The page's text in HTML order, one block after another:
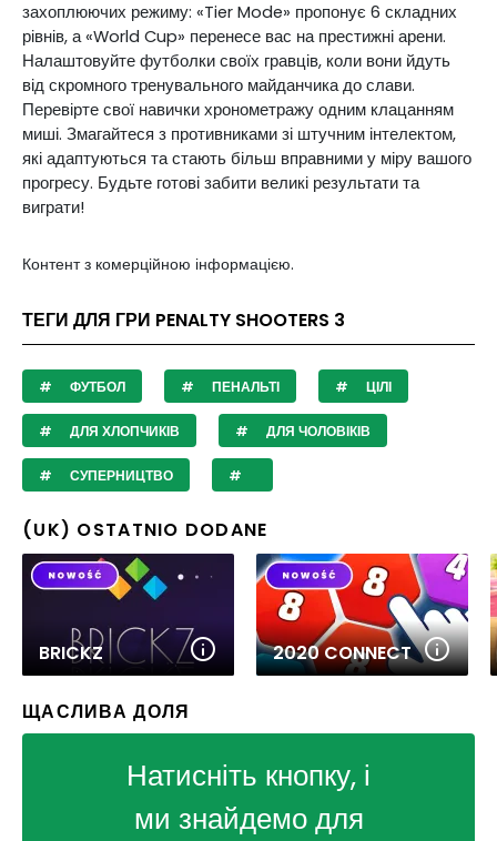
захоплюючих режиму: «Tier Mode» пропонує 6 складних
рівнів, а «World Cup» перенесе вас на престижні арени.
Налаштовуйте футболки своїх гравців, коли вони йдуть
від скромного тренувального майданчика до слави.
Перевірте свої навички хронометражу одним клацанням
миші. Змагайтеся з противниками зі штучним інтелектом,
які адаптуються та стають більш вправними у міру вашого
прогресу. Будьте готові забити великі результати та
виграти!
Контент з комерційною інформацією.
ТЕГИ ДЛЯ ГРИ PENALTY SHOOTERS 3
ФУТБОЛ ПЕНАЛЬТІ ЦІЛІ
ДЛЯ ХЛОПЧИКІВ ДЛЯ ЧОЛОВІКІВ
СУПЕРНИЦТВО
(UK) OSTATNIO DODANE
BRICKZ 2020 CONNECT
ЩАСЛИВА ДОЛЯ
Натисніть кнопку, і
ми знайдемо для